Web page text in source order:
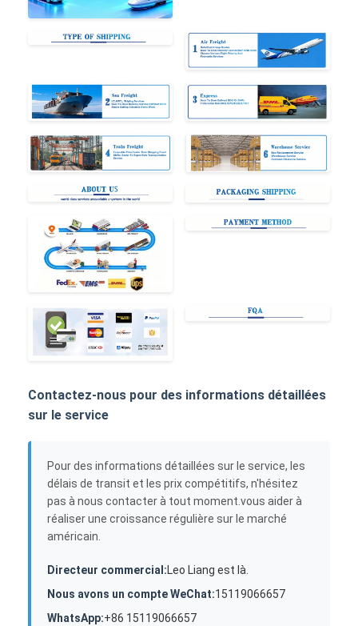
Contactez-nous pour des informations détaillées
sur le service
Pour des informations détaillées sur le service, les
délais de transit et les prix compétitifs, n'hésitez
pas à nous contacter à tout moment.vous aider à
réaliser une croissance régulière sur le marché
américain.
Directeur commercial:Leo Liang est là.
Nous avons un compte WeChat:15119066657
WhatsApp:+86 15119066657